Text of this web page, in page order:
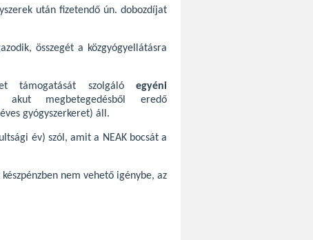
után fizetendő ún. dobozdíjat
összegét a közgyógyellátásra
támogatását szolgálóegyéni
megbetegedésből eredő
gyógyszerkeret) áll.
év) szól, amit a NEAK bocsát a
nem vehető igénybe, az